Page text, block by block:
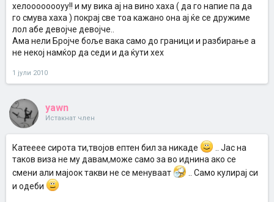
хелоооооооуу!! и му вика ај на вино хаха ( да го напие па да
го смува хаха ) покрај све тоа кажано она ај ќе се дружиме
лол абе девојче девојче..
Ама нели Бројче боље вака само до граници и разбирање а
не некој намќор да седи и да ќути хех
1 јули 2010
yawn
Истакнат член
Катееее сирота ти,твојов ептен бил за никаде
.. Јас на
таков виза не му давам,може само за во иднина ако се
смени али мајоок такви не се менуваат
.. Само кулирај си
и одеби